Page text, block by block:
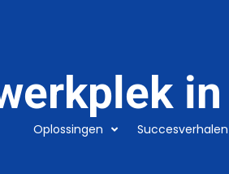
Oplossingen Succesverhalen
in